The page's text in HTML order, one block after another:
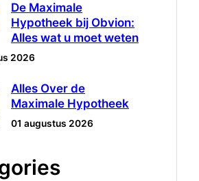
De Maximale
Hypotheek bij Obvion:
Alles wat u moet weten
2026
Alles Over de
Maximale Hypotheek
01 augustus 2026